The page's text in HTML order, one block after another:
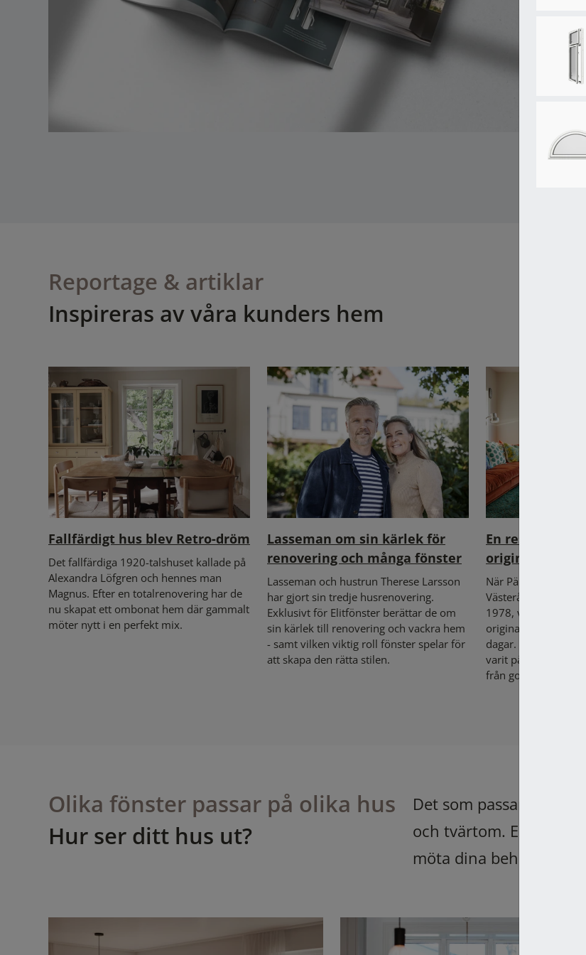
Reportage & artiklar
Inspireras av våra kunders hem
Fallfärdigt hus blev Retro-dröm
Det fallfärdiga 1920-talshuset kallade på
Alexandra Löfgren och hennes man
Magnus. Efter en totalrenovering har de
nu skapat ett ombonat hem där gammalt
möter nytt i en perfekt mix.
Lasseman om sin kärlek för
renovering och många fönster
Lasseman och hustrun Therese Larsson
har gjort sin tredje husrenovering.
Exklusivt för Elitfönster berättar de om
sin kärlek till renovering och vackra hem
- samt vilken viktig roll fönster spelar för
att skapa den rätta stilen.
En resa från
original
När Pär och Jenny
Västerås, ett
1978, var det tydligt
originalfönster hade
dagar. Inspirerade
varit på, drömde de
från golv till tak.
Olika fönster passar på olika hus
Hur ser ditt hus ut?
Det som passar en
och tvärtom.
möta dina behov och